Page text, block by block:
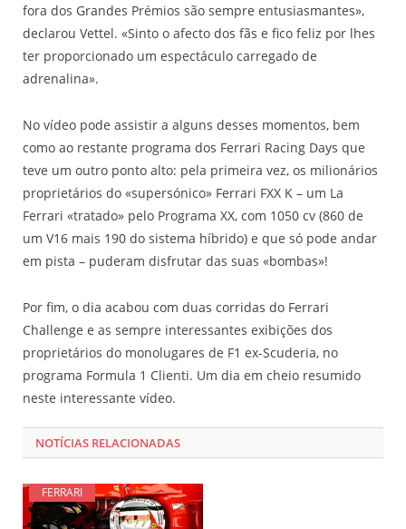
fora dos Grandes Prémios são sempre entusiasmantes»,
declarou Vettel. «Sinto o afecto dos fãs e fico feliz por lhes
ter proporcionado um espectáculo carregado de
adrenalina».
No vídeo pode assistir a alguns desses momentos, bem
como ao restante programa dos Ferrari Racing Days que
teve um outro ponto alto: pela primeira vez, os milionários
proprietários do «supersónico» Ferrari FXX K – um La
Ferrari «tratado» pelo Programa XX, com 1050 cv (860 de
um V16 mais 190 do sistema híbrido) e que só pode andar
em pista – puderam disfrutar das suas «bombas»!
Por fim, o dia acabou com duas corridas do Ferrari
Challenge e as sempre interessantes exibições dos
proprietários do monolugares de F1 ex-Scuderia, no
programa Formula 1 Clienti. Um dia em cheio resumido
neste interessante vídeo.
NOTÍCIAS RELACIONADAS
FERRARI